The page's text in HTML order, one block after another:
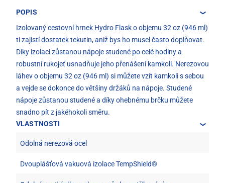
POPIS
Izolovaný cestovní hrnek Hydro Flask o objemu 32 oz (946 ml)
ti zajistí dostatek tekutin, aniž bys ho musel často doplňovat.
Díky izolaci zůstanou nápoje studené po celé hodiny a
robustní rukojeť usnadňuje jeho přenášení kamkoli. Nerezovou
láhev o objemu 32 oz (946 ml) si můžete vzít kamkoli s sebou
a vejde se dokonce do většiny držáků na nápoje. Studené
nápoje zůstanou studené a díky ohebnému brčku můžete
snadno pít z jakéhokoli směru.
VLASTNOSTI
Odolná nerezová ocel
Dvouplášťová vakuová izolace TempShield®